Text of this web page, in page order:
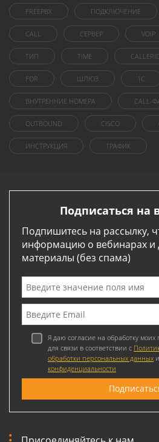
FREEPBX ПОДКЛЮЧЕНИЕ
CALL СЕРВЕР VOIP
ТИП TIME
FOR ШЛЮЗ 1C
ВНУТРЕННИЕ НОМЕРА CALL-
OUTBOUND CISCO
ИНСТРУКЦИЯ ТРАФИК
Подписаться на
Подпишитесь на рассылку,
информацию о вебинарах и
материалы (без спама)
Я даю согласие на обработку
для связи в соответствии с
обработки персональных данных и
конфиденциальности